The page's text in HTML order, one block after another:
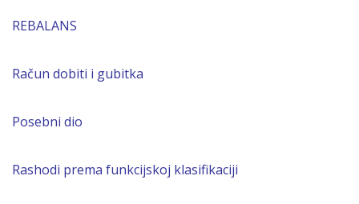
REBALANS
Račun dobiti i gubitka
Posebni dio
Rashodi prema funkcijskoj klasifikaciji